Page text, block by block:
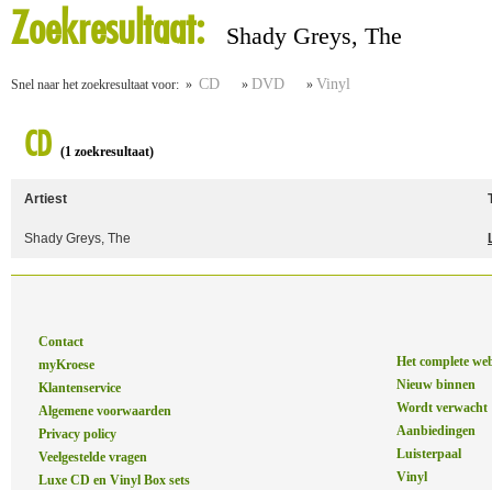
Zoekresultaat: Shady Greys, The
Snel naar het zoekresultaat voor: » CD » DVD » Vinyl
CD (1 zoekresultaat)
Artiest
Shady Greys, The
Contact
myKroese
Klantenservice
Algemene voorwaarden
Privacy policy
Veelgestelde vragen
Luxe CD en Vinyl Box sets
Het complete
Nieuw binnen
Wordt verwacht
Aanbiedingen
Luisterpaal
Vinyl